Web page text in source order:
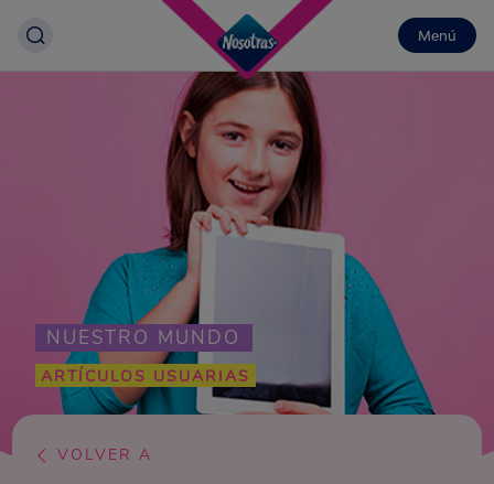
Menú
NUESTRO MUNDO
ARTÍCULOS USUARIAS
VOLVER A